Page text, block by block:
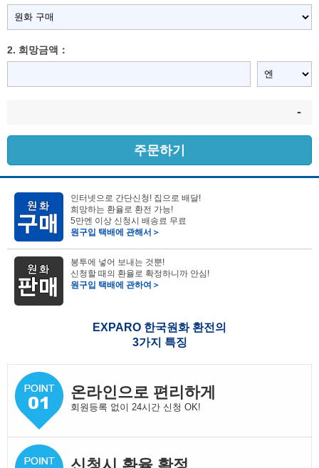
2. 희망금액：
-
주문하기
인터넷으로 간단신청! 집으로 배달!
희망하는 환율로 환전 가능!
5만엔 이상 신청시 배송료 무료
원구입 택배에 관해서＞
봉투에 넣어 보내는 것뿐!
신청할 때의 환율로 확정하니까 안심!
원구입 택배에 관하여＞
EXPARO 한국원화 환전의
3가지 특징
온라인으로 편리하게
회원등록 없이 24시간 신청 OK!